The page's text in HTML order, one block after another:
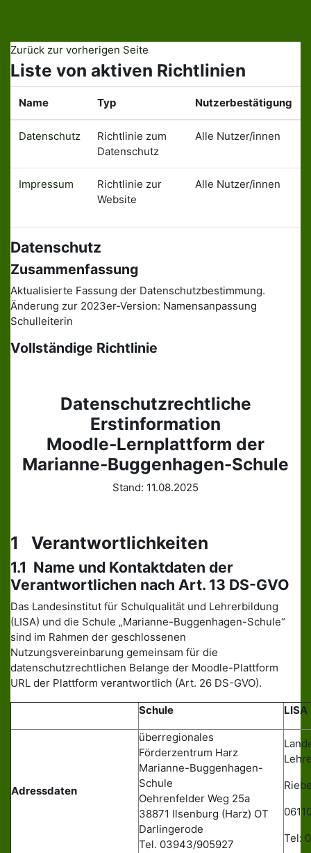
Zurück zur vorherigen Seite
Liste von aktiven Richtlinien
Name Typ Nutzerbestätigung
Datenschutz
Richtlinie zum
Datenschutz
Alle Nutzer/innen
Impressum
Richtlinie zur
Website
Alle Nutzer/innen
Datenschutz
Zusammenfassung
Aktualisierte Fassung der Datenschutzbestimmung.
Änderung zur 2023er-Version: Namensanpassung
Schulleiterin
Vollständige Richtlinie
Datenschutzrechtliche
Erstinformation
Moodle-Lernplattform der
Marianne-Buggenhagen-Schule
Stand: 11.08.2025
1 Verantwortlichkeiten
1.1 Name und Kontaktdaten der
Verantwortlichen nach Art. 13 DS-GVO
Das Landesinstitut für Schulqualität und Lehrerbildung
(LISA) und die Schule „Marianne-Buggenhagen-Schule“
sind im Rahmen der geschlossenen
Nutzungsvereinbarung gemeinsam für die
datenschutzrechtlichen Belange der Moodle-Plattform
URL der Plattform verantwortlich (Art. 26 DS-GVO).
Schule LISA
Adressdaten
überregionales
Förderzentrum Harz
Marianne-Buggenhagen-
Schule
Oehrenfelder Weg 25a
38871 Ilsenburg (Harz) OT
Darlingerode
Tel. 03943/905927
Tel: